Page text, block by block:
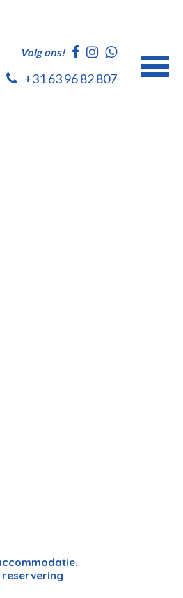
Volg ons!
+31 63 96 82 807